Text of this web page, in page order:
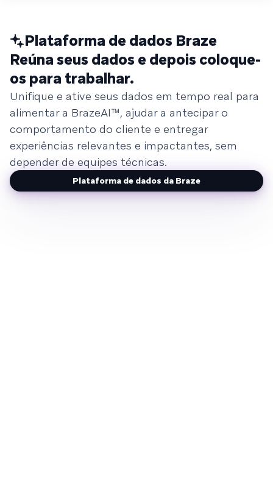
Plataforma de dados Braze
Reúna seus dados e depois coloque-
os para trabalhar.
Unifique e ative seus dados em tempo real para
alimentar a BrazeAI™, ajudar a antecipar o
comportamento do cliente e entregar
experiências relevantes e impactantes, sem
depender de equipes técnicas.
Plataforma de dados da Braze